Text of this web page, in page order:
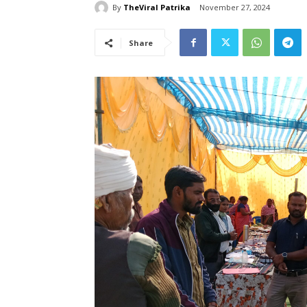
By TheViral Patrika November 27, 2024
Share